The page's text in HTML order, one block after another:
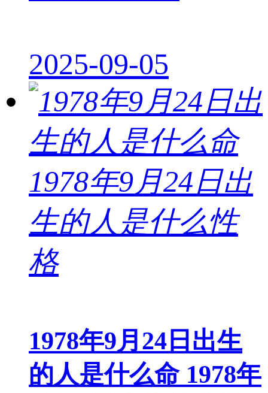
2025-09-05
1978年9月24日出生
的人是什么命 1978年